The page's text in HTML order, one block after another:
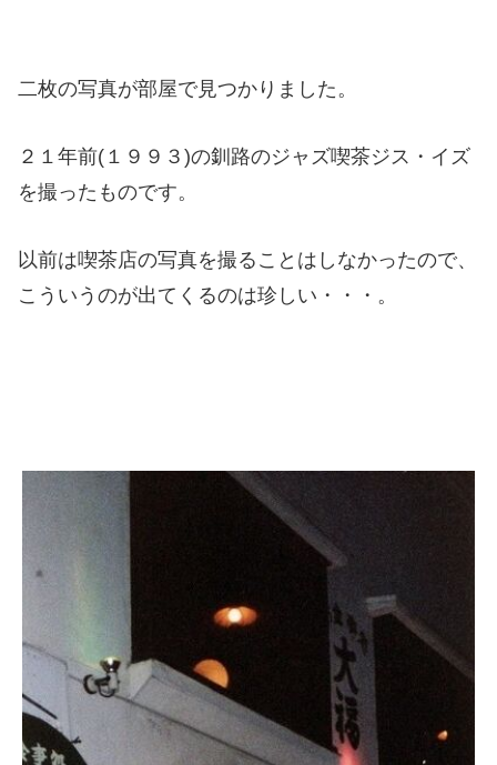
二枚の写真が部屋で見つかりました。
２１年前(１９９３)の釧路のジャズ喫茶ジス・イズ
を撮ったものです。
以前は喫茶店の写真を撮ることはしなかったので、
こういうのが出てくるのは珍しい・・・。